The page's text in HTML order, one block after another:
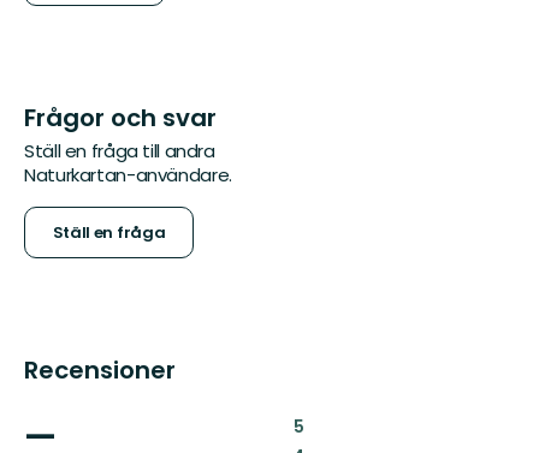
Frågor och svar
Ställ en fråga till andra
Naturkartan-användare.
Ställ en fråga
Recensioner
— 5: